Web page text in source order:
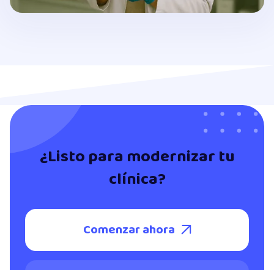
¿Listo para modernizar tu
clínica?
Comenzar ahora 